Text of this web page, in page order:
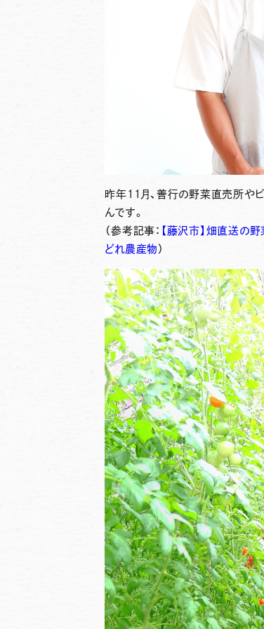
昨年11月、善行の野菜直売所や
んです。
（参考記事： 【藤沢市】畑直送の
どれ農産物 ）